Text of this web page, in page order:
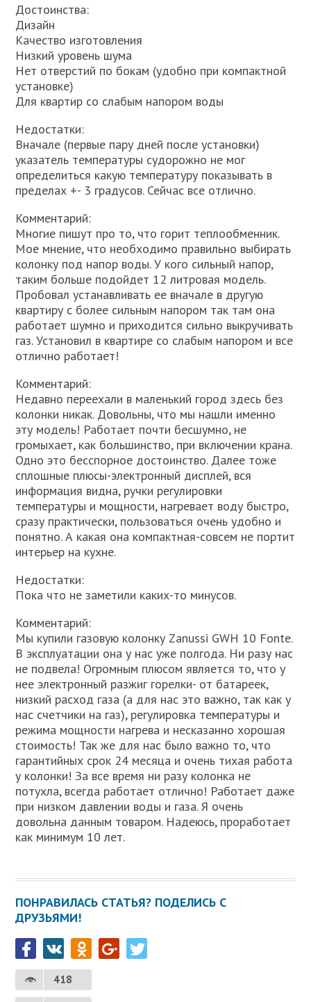
Достоинства:
Дизайн
Качество изготовления
Низкий уровень шума
Нет отверстий по бокам (удобно при компактной
установке)
Для квартир со слабым напором воды
Недостатки:
Вначале (первые пару дней после установки)
указатель температуры судорожно не мог
определиться какую температуру показывать в
пределах +- 3 градусов. Сейчас все отлично.
Комментарий:
Многие пишут про то, что горит теплообменник.
Мое мнение, что необходимо правильно выбирать
колонку под напор воды. У кого сильный напор,
таким больше подойдет 12 литровая модель.
Пробовал устанавливать ее вначале в другую
квартиру с более сильным напором так там она
работает шумно и приходится сильно выкручивать
газ. Установил в квартире со слабым напором и все
отлично работает!
Комментарий:
Недавно переехали в маленький город здесь без
колонки никак. Довольны, что мы нашли именно
эту модель! Работает почти бесшумно, не
громыхает, как большинство, при включении крана.
Одно это бесспорное достоинство. Далее тоже
сплошные плюсы-электронный дисплей, вся
информация видна, ручки регулировки
температуры и мощности, нагревает воду быстро,
сразу практически, пользоваться очень удобно и
понятно. А какая она компактная-совсем не портит
интерьер на кухне.
Недостатки:
Пока что не заметили каких-то минусов.
Комментарий:
Мы купили газовую колонку Zanussi GWH 10 Fonte.
В эксплуатации она у нас уже полгода. Ни разу нас
не подвела! Огромным плюсом является то, что у
нее электронный разжиг горелки- от батареек,
низкий расход газа (а для нас это важно, так как у
нас счетчики на газ), регулировка температуры и
режима мощности нагрева и несказанно хорошая
стоимость! Так же для нас было важно то, что
гарантийных срок 24 месяца и очень тихая работа
у колонки! За все время ни разу колонка не
потухла, всегда работает отлично! Работает даже
при низком давлении воды и газа. Я очень
довольна данным товаром. Надеюсь, проработает
как минимум 10 лет.
ПОНРАВИЛАСЬ СТАТЬЯ? ПОДЕЛИСЬ С
ДРУЗЬЯМИ!
418